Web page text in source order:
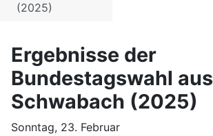
(2025)
Ergebnisse der
Bundestagswahl aus
Schwabach (2025)
Sonntag, 23. Februar